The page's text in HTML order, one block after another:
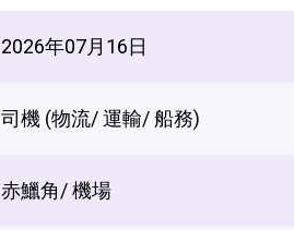
2026年07月16日
司機 (物流/ 運輸/ 船務)
赤鱲角/ 機場